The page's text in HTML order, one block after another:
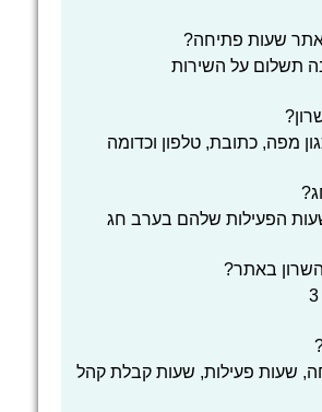
שעות פתיחה?
תשלום על השירות
מפה, כתובת, טלפון וכדומה
הפעילות שלהם בערב חג
באתר?
שעות פעילות, שעות קבלת קהל